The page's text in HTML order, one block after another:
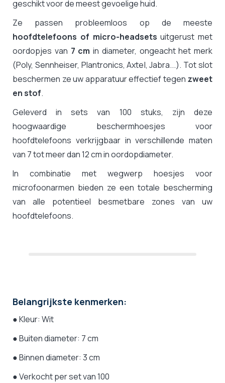
geschikt voor de meest gevoelige huid.
Ze passen probleemloos op de meeste
hoofdtelefoons of micro-headsets uitgerust met
oordopjes van 7 cm in diameter, ongeacht het merk
(Poly, Sennheiser, Plantronics, Axtel, Jabra...). Tot slot
beschermen ze uw apparatuur effectief tegen zweet
en stof.
Geleverd in sets van 100 stuks, zijn deze
hoogwaardige beschermhoesjes voor
hoofdtelefoons verkrijgbaar in verschillende maten
van 7 tot meer dan 12 cm in oordopdiameter.
In combinatie met wegwerp hoesjes voor
microfoonarmen bieden ze een totale bescherming
van alle potentieel besmetbare zones van uw
hoofdtelefoons.
Belangrijkste kenmerken:
● Kleur: Wit
● Buiten diameter: 7 cm
● Binnen diameter: 3 cm
● Verkocht per set van 100